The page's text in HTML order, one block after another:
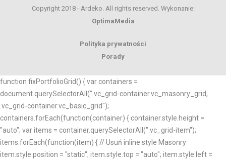
Copyright 2018 - Ardeko. All rights reserved. Wykonanie:
OptimaMedia
Polityka prywatności
Porady
function fixPortfolioGrid() { var containers =
document.querySelectorAll(".vc_grid-container.vc_masonry_grid,
.vc_grid-container.vc_basic_grid");
containers.forEach(function(container) { container.style.height =
"auto"; var items = container.querySelectorAll(".vc_grid-item");
items.forEach(function(item) { // Usuń inline style Masonry
item.style.position = "static"; item.style.top = "auto"; item.style.left =